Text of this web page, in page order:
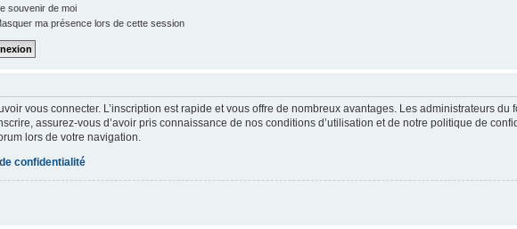
souvenir de moi
ma présence lors de cette session
vous connecter. L’inscription est rapide et vous offre de nombreux avantages. Les administrateurs
assurez-vous d’avoir pris connaissance de nos conditions d’utilisation et de notre politique de
lors de votre navigation.
confidentialité